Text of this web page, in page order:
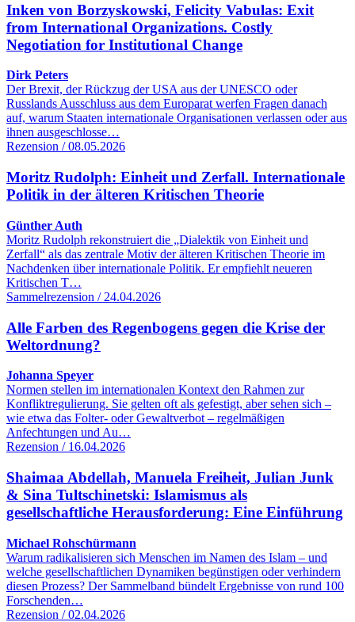
Inken von Borzyskowski, Felicity Vabulas: Exit
from International Organizations. Costly
Negotiation for Institutional Change
Dirk Peters
Der Brexit, der Rückzug der USA aus der UNESCO oder
Russlands Ausschluss aus dem Europarat werfen Fragen danach
auf, warum Staaten internationale Organisationen verlassen oder aus
ihnen ausgeschlosse…
Rezension / 08.05.2026
Moritz Rudolph: Einheit und Zerfall. Internationale
Politik in der älteren Kritischen Theorie
Günther Auth
Moritz Rudolph rekonstruiert die „Dialektik von Einheit und
Zerfall“ als das zentrale Motiv der älteren Kritischen Theorie im
Nachdenken über internationale Politik. Er empfiehlt neueren
Kritischen T…
Sammelrezension / 24.04.2026
Alle Farben des Regenbogens gegen die Krise der
Weltordnung?
Johanna Speyer
Normen stellen im internationalen Kontext den Rahmen zur
Konfliktregulierung. Sie gelten oft als gefestigt, aber sehen sich –
wie etwa das Folter- oder Gewaltverbot – regelmäßigen
Anfechtungen und Au…
Rezension / 16.04.2026
Shaimaa Abdellah, Manuela Freiheit, Julian Junk
& Sina Tultschinetski: Islamismus als
gesellschaftliche Herausforderung: Eine Einführung
Michael Rohschürmann
Warum radikalisieren sich Menschen im Namen des Islam – und
welche gesellschaftlichen Dynamiken begünstigen oder verhindern
diesen Prozess? Der Sammelband bündelt Ergebnisse von rund 100
Forschenden…
Rezension / 02.04.2026